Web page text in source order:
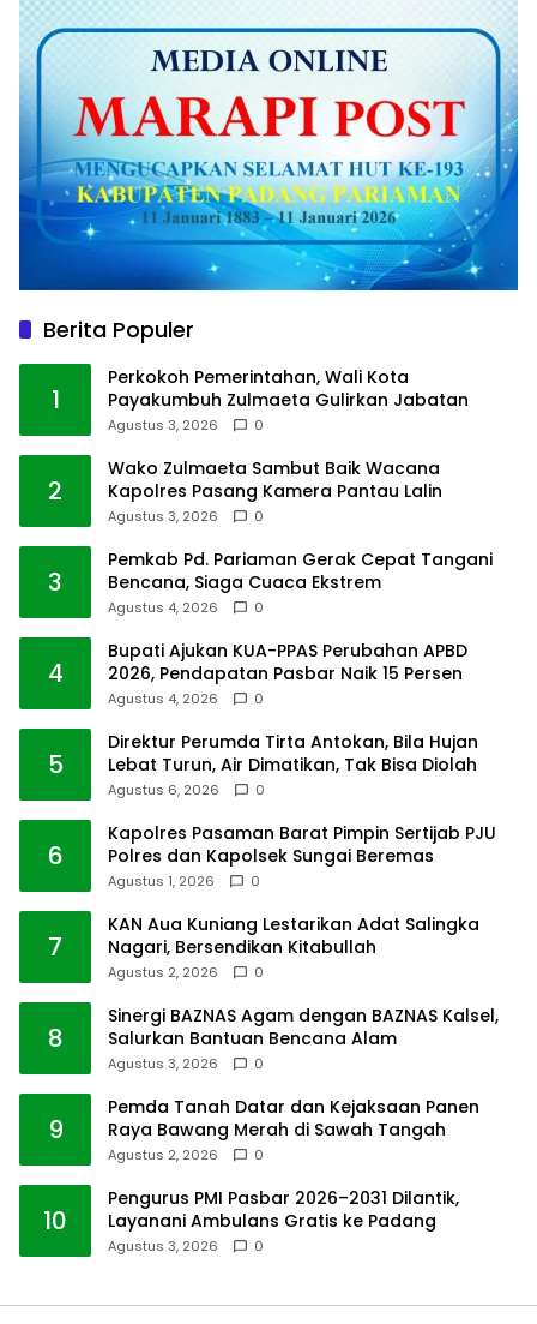
Berita Populer
1
Perkokoh Pemerintahan, Wali Kota
Payakumbuh Zulmaeta Gulirkan Jabatan
Agustus 3, 2026 0
2
Wako Zulmaeta Sambut Baik Wacana
Kapolres Pasang Kamera Pantau Lalin
Agustus 3, 2026 0
3
Pemkab Pd. Pariaman Gerak Cepat Tangani
Bencana, Siaga Cuaca Ekstrem
Agustus 4, 2026 0
4
Bupati Ajukan KUA-PPAS Perubahan APBD
2026, Pendapatan Pasbar Naik 15 Persen
Agustus 4, 2026 0
5
Direktur Perumda Tirta Antokan, Bila Hujan
Lebat Turun, Air Dimatikan, Tak Bisa Diolah
Agustus 6, 2026 0
6
Kapolres Pasaman Barat Pimpin Sertijab PJU
Polres dan Kapolsek Sungai Beremas
Agustus 1, 2026 0
7
KAN Aua Kuniang Lestarikan Adat Salingka
Nagari, Bersendikan Kitabullah
Agustus 2, 2026 0
8
Sinergi BAZNAS Agam dengan BAZNAS Kalsel,
Salurkan Bantuan Bencana Alam
Agustus 3, 2026 0
9
Pemda Tanah Datar dan Kejaksaan Panen
Raya Bawang Merah di Sawah Tangah
Agustus 2, 2026 0
10
Pengurus PMI Pasbar 2026–2031 Dilantik,
Layanani Ambulans Gratis ke Padang
Agustus 3, 2026 0